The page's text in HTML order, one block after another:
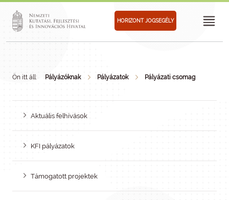
HORIZONT JOGSEGÉLY
Ön itt áll: Pályázóknak Pályázatok Pályázati csomag
Aktuális felhívások
KFI pályázatok
Támogatott projektek